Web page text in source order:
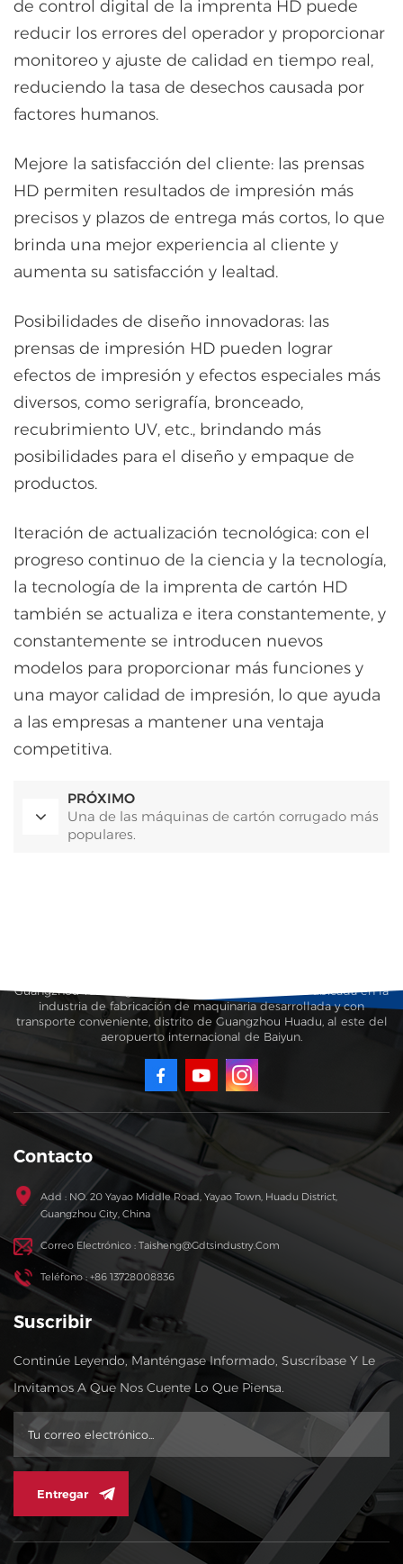
de control digital de la imprenta HD puede
reducir los errores del operador y proporcionar
monitoreo y ajuste de calidad en tiempo real,
reduciendo la tasa de desechos causada por
factores humanos.
Mejore la satisfacción del cliente: las prensas
HD permiten resultados de impresión más
precisos y plazos de entrega más cortos, lo que
brinda una mejor experiencia al cliente y
aumenta su satisfacción y lealtad.
Posibilidades de diseño innovadoras: las
prensas de impresión HD pueden lograr
efectos de impresión y efectos especiales más
diversos, como serigrafía, bronceado,
recubrimiento UV, etc., brindando más
posibilidades para el diseño y empaque de
productos.
Iteración de actualización tecnológica: con el
progreso continuo de la ciencia y la tecnología,
la tecnología de la imprenta de cartón HD
también se actualiza e itera constantemente, y
constantemente se introducen nuevos
modelos para proporcionar más funciones y
una mayor calidad de impresión, lo que ayuda
a las empresas a mantener una ventaja
competitiva.
PRÓXIMO
Una de las máquinas de cartón corrugado más
populares.
Guangzhou Taisheng Carton Machinery Co., Ltd. está ubicada en la
industria de fabricación de maquinaria desarrollada y con
transporte conveniente, distrito de Guangzhou Huadu, al este del
aeropuerto internacional de Baiyun.
Contacto
Add : NO. 20 Yayao Middle Road, Yayao Town, Huadu District,
Guangzhou City, China
Correo Electrónico : Taisheng@gdtsindustry.com
Teléfono : +86 13728008836
Suscribir
Continúe Leyendo, Manténgase Informado, Suscríbase Y Le
Invitamos A Que Nos Cuente Lo Que Piensa.
Entregar